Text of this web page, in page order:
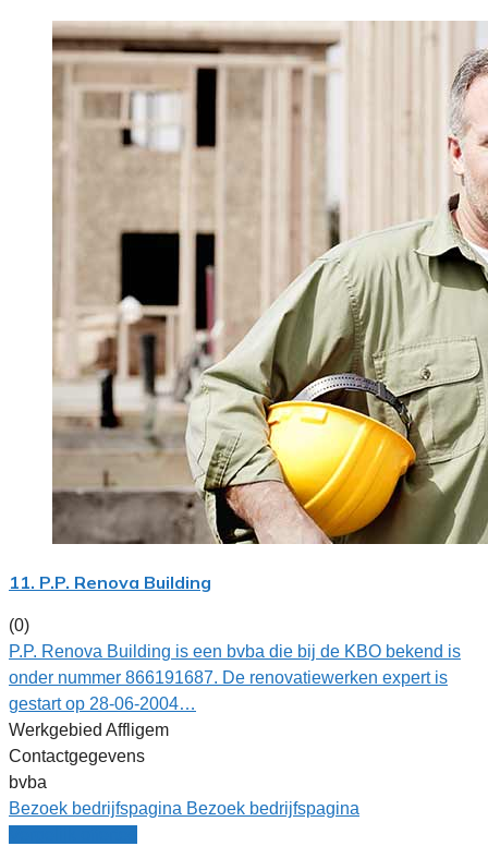
11. P.P. Renova Building
(0)
P.P. Renova Building is een bvba die bij de KBO bekend is
onder nummer 866191687. De renovatiewerken expert is
gestart op 28-06-2004…
Werkgebied Affligem
Contactgegevens
bvba
Bezoek bedrijfspagina Bezoek bedrijfspagina